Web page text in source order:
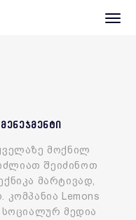
მოქნილ
შეიძინოთ
მარტივად,
Lemons
მედია